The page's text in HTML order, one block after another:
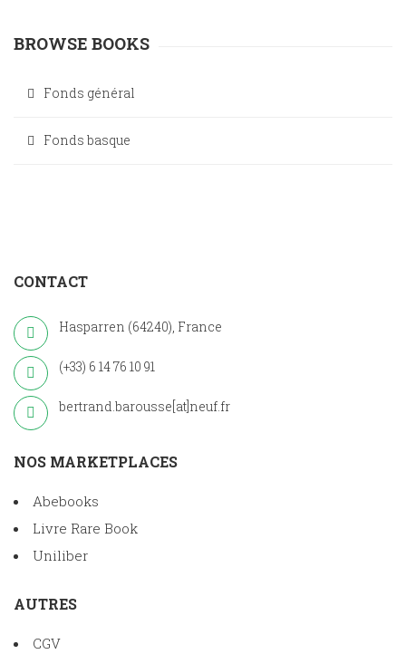
BROWSE BOOKS
Fonds général
Fonds basque
CONTACT
Hasparren (64240), France
(+33) 6 14 76 10 91
bertrand.barousse[at]neuf.fr
NOS MARKETPLACES
Abebooks
Livre Rare Book
Uniliber
AUTRES
CGV